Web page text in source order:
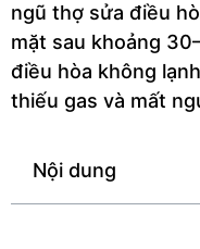
ngũ thợ sửa điều
mặt sau khoảng
điều hòa không
thiếu gas và mất
Nội dung